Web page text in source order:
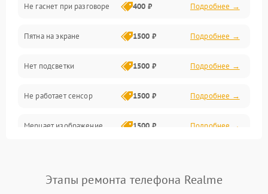
Зарядка
Проблемы с питанием, зарядкой и аккумулятором
Проблемы с работой системы, корпусом и другие
Не гаснет при разговоре 400 ₽ Подробнее →
Пятна на экране 1500 ₽ Подробнее →
Нет подсветки 1500 ₽ Подробнее →
Не работает сенсор 1500 ₽ Подробнее →
Мерцает изображение 1500 ₽ Подробнее →
Не работает Face ID 4000 ₽ Подробнее →
Этапы ремонта телефона Realme